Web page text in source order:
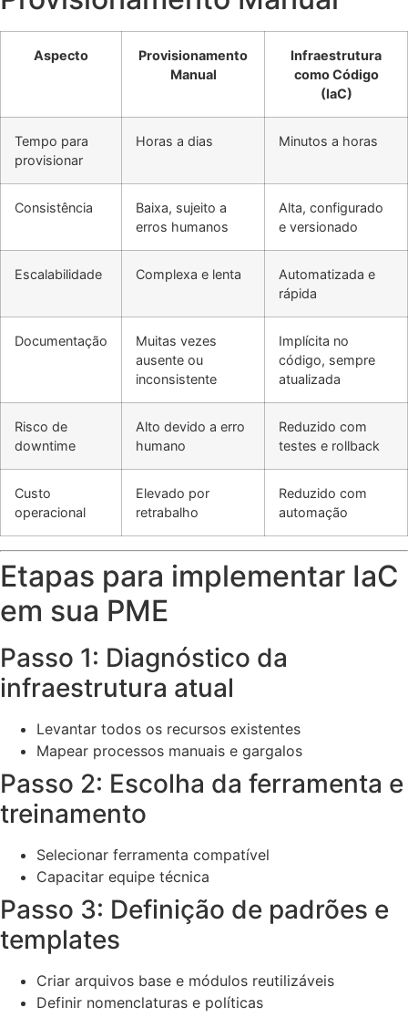
Aspecto
Provisionamento
Manual
Infraestrutura
como Código
(IaC)
Tempo para
provisionar
Horas a dias Minutos a horas
Consistência
Baixa, sujeito a
erros humanos
Alta, configurado
e versionado
Escalabilidade Complexa e lenta
Automatizada e
rápida
Documentação
Muitas vezes
ausente ou
inconsistente
Implícita no
código, sempre
atualizada
Risco de
downtime
Alto devido a erro
humano
Reduzido com
testes e rollback
Custo
operacional
Elevado por
retrabalho
Reduzido com
automação
Etapas para implementar IaC
em sua PME
Passo 1: Diagnóstico da
infraestrutura atual
Levantar todos os recursos existentes
Mapear processos manuais e gargalos
Passo 2: Escolha da ferramenta e
treinamento
Selecionar ferramenta compatível
Capacitar equipe técnica
Passo 3: Definição de padrões e
templates
Criar arquivos base e módulos reutilizáveis
Definir nomenclaturas e políticas